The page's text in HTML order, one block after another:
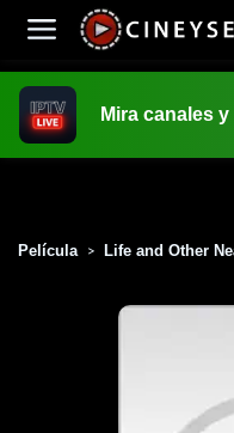
Mira canales
Película > Life and Other